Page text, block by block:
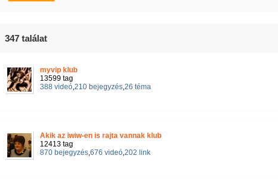
347 találat
myvip klub
13599 tag
388 videó,210 bejegyzés,26 téma
Akik az iwiw-en is rajta vannak klub
12413 tag
870 bejegyzés,676 videó,202 link